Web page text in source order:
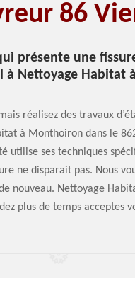
86
présente une
à Nettoyage Habitat
réalisez des travaux
à Monthoiron dans le
utilise ses techniques
ne disparait pas. Nous
nouveau. Nettoyage
plus de temps acceptes